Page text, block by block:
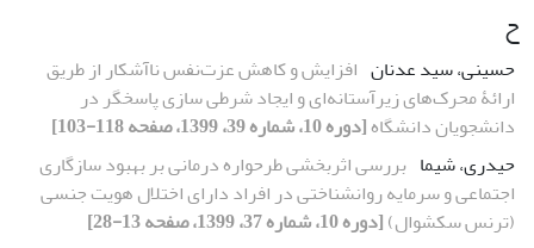
ح
حسینی، سید عدنان افزایش و کاهش عزت‌نفس ناآشکار از طریق
ارائۀ محرک‌های زیرآستانه‌ای و ایجاد شرطی سازی پاسخگر در
دانشجویان دانشگاه[دوره 10، شماره 39، 1399، صفحه 118-103]
حیدری، شیما بررسی اثربخشی طرحواره درمانی بر بهبود سازگاری
اجتماعی و سرمایه روانشناختی در افراد دارای اختلال هویت جنسی
(ترنس سکشوال)[دوره 10، شماره 37، 1399، صفحه 13-28]